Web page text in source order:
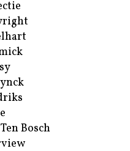
Bosch